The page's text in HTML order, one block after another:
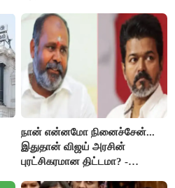
நான் என்னமோ நினைச்சேன்...
இதுதான் விஜய் அரசின்
புரட்சிகரமான திட்டமா? -